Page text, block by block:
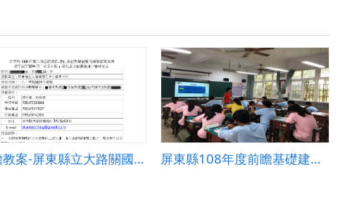
前瞻教案-屏東縣立大路關國民中小學國中部-一人一特點 感情不會散 屏東縣108年度前瞻基礎建設「資訊科技」教案設計-屏東縣立瑪家國民中學-李明瑾-國中有意思之身體界線